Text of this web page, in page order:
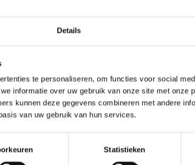
Details
te personaliseren, om functies voor social
informatie over uw gebruik van onze site met onze
kunnen deze gegevens combineren met andere
van uw gebruik van hun services.
Statistieken